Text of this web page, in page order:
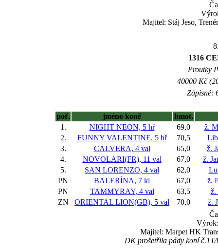
Majitel: Stáj Jeso,
1316
Proutky
40000 Kč
Zápisné:
poř. jméno koně
hmot.
1.
NIGHT NEON, 5 hř 69,0
ž.
2.
FUNNY VALENTINE, 5 hř 70,5
3.
CALVERA, 4 val 65,0
ž.
4.
NOVOLARI(FR), 11 val 67,0
ž.
5.
SAN LORENZO, 4 val 62,0
PN
BALERÍNA, 7 kl 67,0
ž.
PN
TAMMYRAY, 4 val 63,5
ž.
ZN
ORIENTAL LION(GB), 5 val 70,0
ž.
Majitel: Marpet HK
DK prošetřila pády koní